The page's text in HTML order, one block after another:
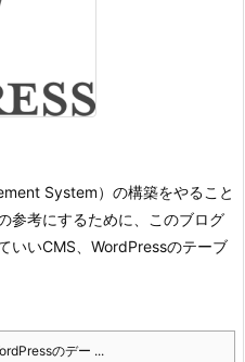
System）の構築をやること
参考にするために、このブログ
いいCMS、WordPressのテーブ
のデー ...